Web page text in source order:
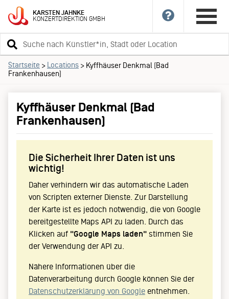
KARSTENJAHNKE
KONZERTDIREKTIONGMBH
Suchbegriff
eingeben
Startseite > Locations > Kyffhäuser Denkmal (Bad
Frankenhausen)
Kyffhäuser Denkmal (Bad
Frankenhausen)
Die Sicherheit Ihrer Daten ist uns
wichtig!
Daher verhindern wir das automatische Laden
von Scripten externer Dienste. Zur Darstellung
der Karte ist es jedoch notwendig, die von Google
bereitgestellte Maps API zu laden. Durch das
Klicken auf "Google Maps laden" stimmen Sie
der Verwendung der API zu.
Nähere Informationen über die
Datenverarbeitung durch Google können Sie der
Datenschutzerklärung von Google entnehmen.